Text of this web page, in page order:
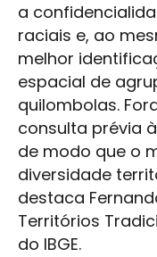
a
raciais e, ao
melhor
espacial de
quilombolas.
consulta prévia
de modo que o
diversidade
destaca
Territórios
do IBGE.